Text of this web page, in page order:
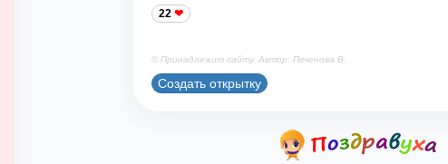
22
© Принадлежит сайту. Автор: Печенова В.
Создать открытку